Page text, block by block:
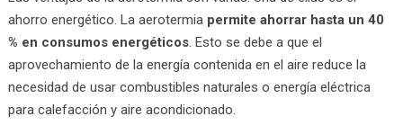
ahorro energético. La aerotermia permite ahorrar hasta un 40
% en consumos energéticos. Esto se debe a que el
aprovechamiento de la energía contenida en el aire reduce la
necesidad de usar combustibles naturales o energía eléctrica
para calefacción y aire acondicionado.